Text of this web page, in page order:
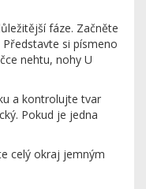
fáze. Začněte
si písmeno
nehtu, nohy U
a kontrolujte tvar
Pokud je jedna
celý okraj jemným